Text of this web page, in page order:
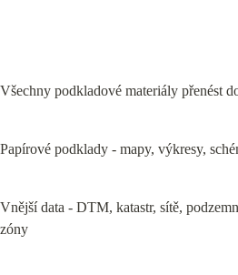
Všechny podkladové materiály přenést
Papírové podklady - mapy, výkresy,
Vnější data - DTM, katastr, sítě,
zóny